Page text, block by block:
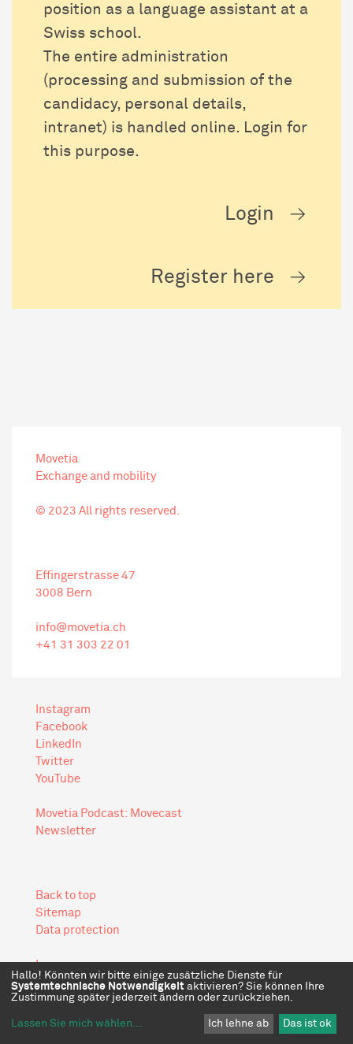
position as a language assistant at a
Swiss school.
The entire administration
(processing and submission of the
candidacy, personal details,
intranet) is handled online. Login for
this purpose.
Login
Register here
Movetia
Exchange and mobility
© 2023 All rights reserved.
Effingerstrasse 47
3008 Bern
info@movetia.ch
+41 31 303 22 01
Instagram
Facebook
LinkedIn
Twitter
YouTube
Movetia Podcast: Movecast
Newsletter
Back to top
Sitemap
Data protection
Impressum
Hallo! Könnten wir bitte einige zusätzliche Dienste für
Systemtechnische Notwendigkeit aktivieren? Sie können Ihre
Zustimmung später jederzeit ändern oder zurückziehen.
Lassen Sie mich wählen... Ich lehne ab Das ist ok